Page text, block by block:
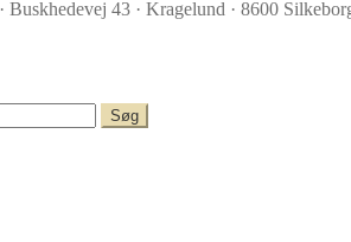
· Buskhedevej 43 · Kragelund · 8600
Søg